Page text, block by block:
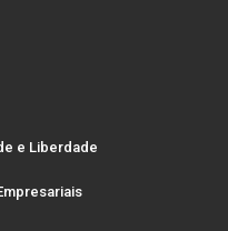
e Liberdade